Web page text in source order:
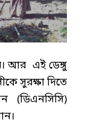
আর এই ডেঙ্গু
সুরক্ষা দিতে
(ডিএনসিসি)